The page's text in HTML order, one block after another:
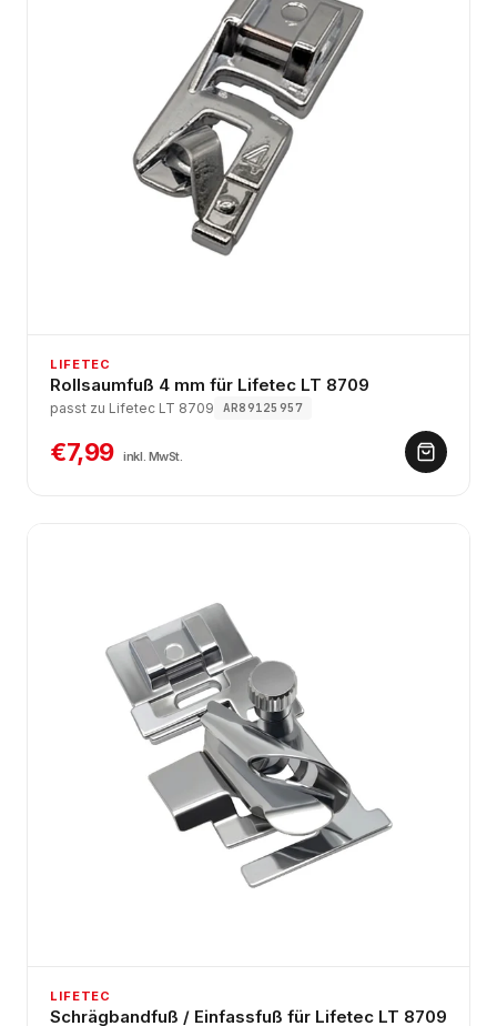
LIFETEC
Rollsaumfuß 4 mm für Lifetec LT 8709
passt zu Lifetec LT 8709 AR89125957
€7,99 inkl. MwSt.
LIFETEC
Schrägbandfuß / Einfassfuß für Lifetec LT 8709